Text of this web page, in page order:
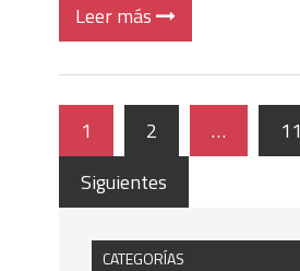
Leer más
1 2 …
11
Siguientes
CATEGORÍAS